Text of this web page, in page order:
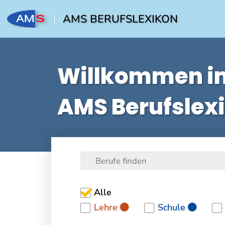
AMS BERUFSLEXIKON
Willkommen
AMS
Alle
Lehre
Schule